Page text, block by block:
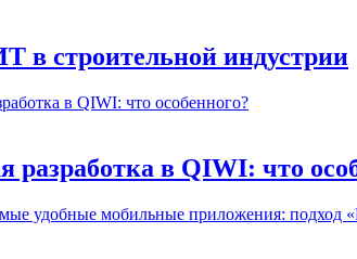
в строительной индустрии
разработка в QIWI: что